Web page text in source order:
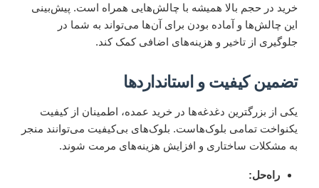
خرید در حجم بالا همیشه با چالش‌هایی همراه است. پیش‌بینی
این چالش‌ها و آماده بودن برای آن‌ها می‌تواند به شما در
جلوگیری از تاخیر و هزینه‌های اضافی کمک کند.
تضمین کیفیت و استانداردها
یکی از بزرگترین دغدغه‌ها در خرید عمده، اطمینان از کیفیت
یکنواخت تمامی بلوک‌هاست. بلوک‌های بی‌کیفیت می‌توانند منجر
به مشکلات ساختاری و افزایش هزینه‌های مرمت شوند.
راه‌حل: